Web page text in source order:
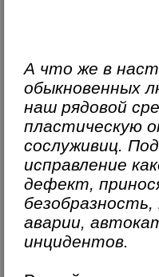
А что же в
обыкновенных
наш рядовой
пластическую
сослуживиц.
исправление
дефект,
аварии,
инцидентов.